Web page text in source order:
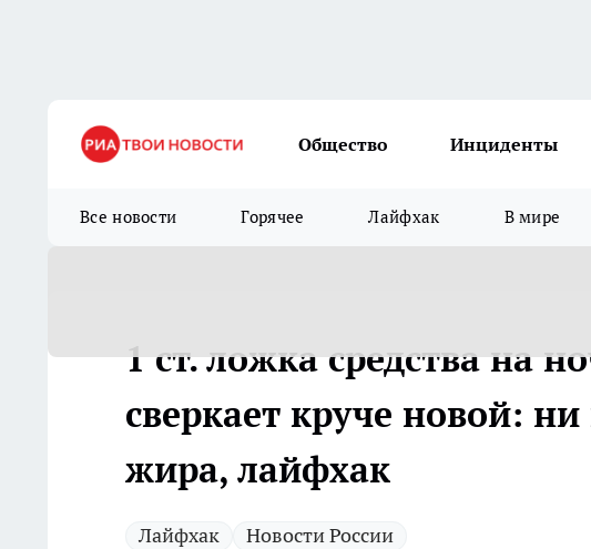
Общество Инциденты
Все новости Горячее Лайфхак В мире
1 ст. ложка средства на
сверкает круче новой:
жира, лайфхак
Лайфхак Новости России